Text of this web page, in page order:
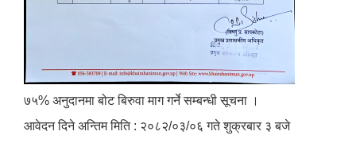
७५% अनुदानमा बोट बिरुवा माग गर्ने सम्बन्धी सूचना ।
आवेदन दिने अन्तिम मिति : २०८२/०३/०६ गते शुक्रबार ३ बजे